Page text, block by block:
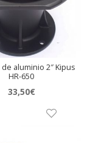
aluminio 2″ Kipus
HR-650
33,50€